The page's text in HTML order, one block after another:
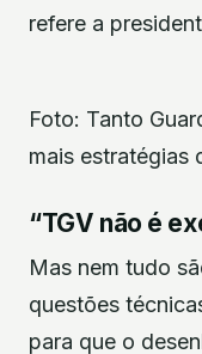
refere a
Foto: Tanto
mais estratégias
“TGV não é
Mas nem tudo
questões
para que o